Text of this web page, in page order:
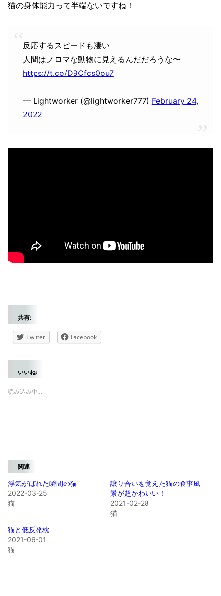
猫の身体能力って半端ないですね！
反応するスピードも凄い
人間はノロマな動物に見えるんだだろうな〜
https://t.co/D9Cfcs0ou7
— Lightworker (@lightworker777) February 24,
2022
共有:
Twitter Facebook
いいね:
読み込み中…
関連
浮気がばれた瞬間の猫
2022-03-25
猫
譲り合いを覚えた猫の食事風
景が超かわいい！
2021-02-28
猫
猫と低反発枕
2021-06-01
猫